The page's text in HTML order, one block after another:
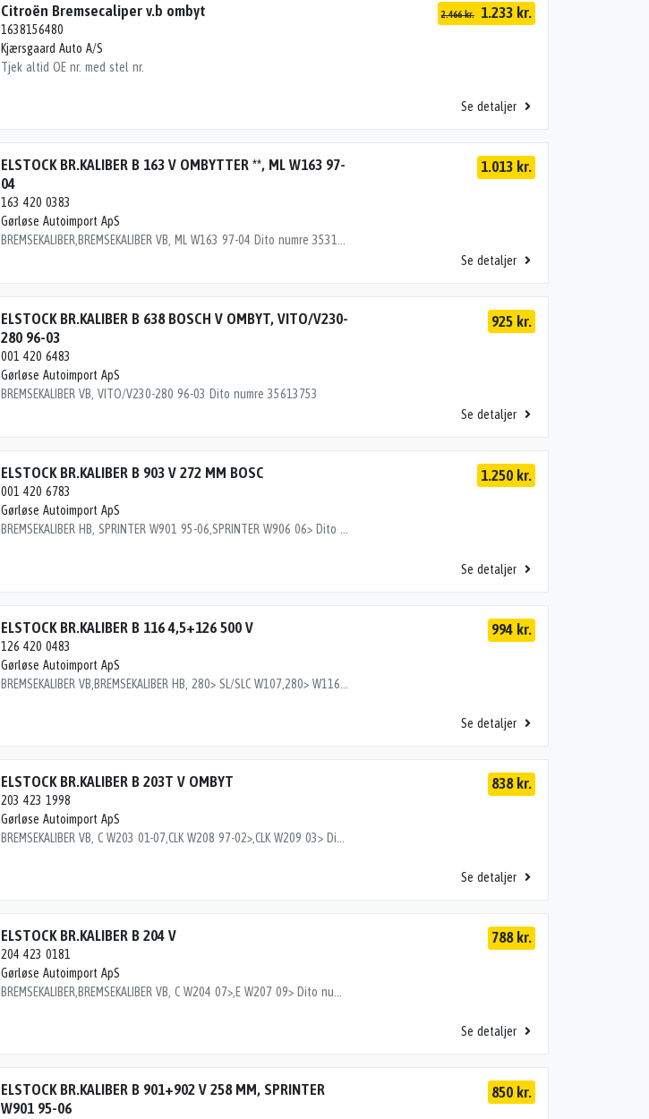
Citroën Bremsecaliper v.b ombyt
1638156480
Kjærsgaard Auto A/S
Tjek altid OE nr. med stel nr.
2.466 kr. 1.233 kr.
Se detaljer
ELSTOCK BR.KALIBER B 163 V OMBYTTER **, ML W163 97-
04
163 420 0383
Gørløse Autoimport ApS
1.013 kr.
Se detaljer
ELSTOCK BR.KALIBER B 638 BOSCH V OMBYT, VITO/V230-
280 96-03
001 420 6483
Gørløse Autoimport ApS
BREMSEKALIBER VB, VITO/V230-280 96-03 Dito numre 35613753
925 kr.
Se detaljer
ELSTOCK BR.KALIBER B 903 V 272 MM BOSC
001 420 6783
Gørløse Autoimport ApS
BREMSEKALIBER HB, SPRINTER W901 95-06,SPRINTER W906 06> Dito numre 35463754, 35473754
1.250 kr.
Se detaljer
ELSTOCK BR.KALIBER B 116 4,5+126 500 V
126 420 0483
Gørløse Autoimport ApS
994 kr.
Se detaljer
ELSTOCK BR.KALIBER B 203T V OMBYT
203 423 1998
Gørløse Autoimport ApS
838 kr.
Se detaljer
ELSTOCK BR.KALIBER B 204 V
204 423 0181
Gørløse Autoimport ApS
788 kr.
Se detaljer
ELSTOCK BR.KALIBER B 901+902 V 258 MM, SPRINTER
W901 95-06
850 kr.